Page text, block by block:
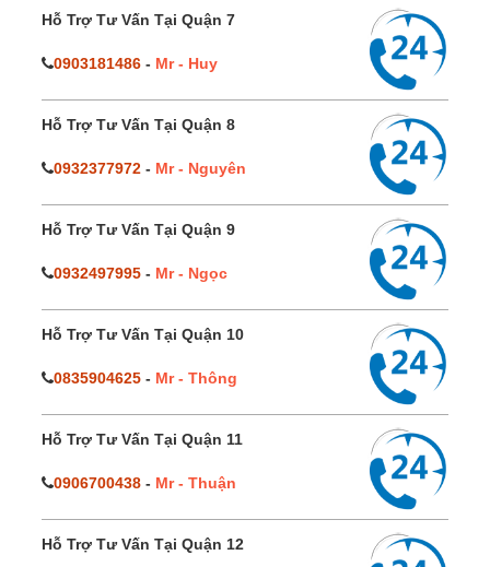
Hỗ Trợ Tư Vấn Tại Quận 7
0903181486 - Mr - Huy
Hỗ Trợ Tư Vấn Tại Quận 8
0932377972 - Mr - Nguyên
Hỗ Trợ Tư Vấn Tại Quận 9
0932497995 - Mr - Ngọc
Hỗ Trợ Tư Vấn Tại Quận 10
0835904625 - Mr - Thông
Hỗ Trợ Tư Vấn Tại Quận 11
0906700438 - Mr - Thuận
Hỗ Trợ Tư Vấn Tại Quận 12